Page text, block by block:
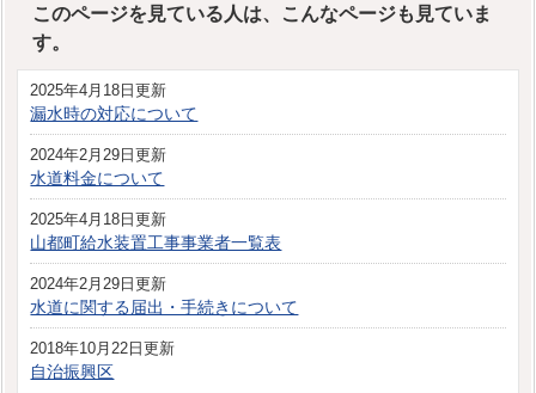
このページを見ている人は、こんなページも見ていま
す。
2025年4月18日更新
漏水時の対応について
2024年2月29日更新
水道料金について
2025年4月18日更新
山都町給水装置工事事業者一覧表
2024年2月29日更新
水道に関する届出・手続きについて
2018年10月22日更新
自治振興区